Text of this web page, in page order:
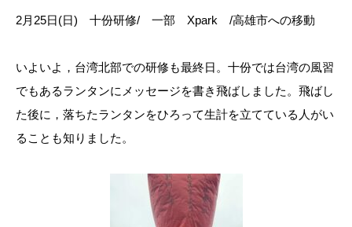
2月25日(日) 十份研修/ 一部 Xpark /高雄市への移動
いよいよ，台湾北部での研修も最終日。十份では台湾の風習
でもあるランタンにメッセージを書き飛ばしました。飛ばし
た後に，落ちたランタンをひろって生計を立てている人がい
ることも知りました。